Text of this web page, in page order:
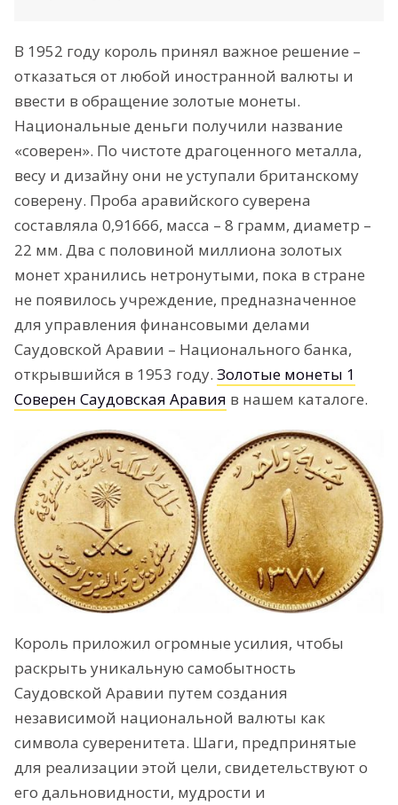
В 1952 году король принял важное решение –
отказаться от любой иностранной валюты и
ввести в обращение золотые монеты.
Национальные деньги получили название
«соверен». По чистоте драгоценного металла,
весу и дизайну они не уступали британскому
соверену. Проба аравийского суверена
составляла 0,91666, масса – 8 грамм, диаметр –
22 мм. Два с половиной миллиона золотых
монет хранились нетронутыми, пока в стране
не появилось учреждение, предназначенное
для управления финансовыми делами
Саудовской Аравии – Национального банка,
открывшийся в 1953 году. Золотые монеты 1
Соверен Саудовская Аравия в нашем каталоге.
Король приложил огромные усилия, чтобы
раскрыть уникальную самобытность
Саудовской Аравии путем создания
независимой национальной валюты как
символа суверенитета. Шаги, предпринятые
для реализации этой цели, свидетельствуют о
его дальновидности, мудрости и